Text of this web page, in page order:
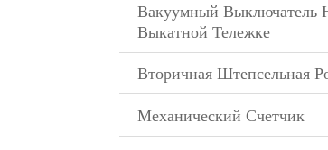
Вакуумный Выключатель
Выкатной Тележке
–
Вторичная Штепсельная
–
Механический Счетчик
–